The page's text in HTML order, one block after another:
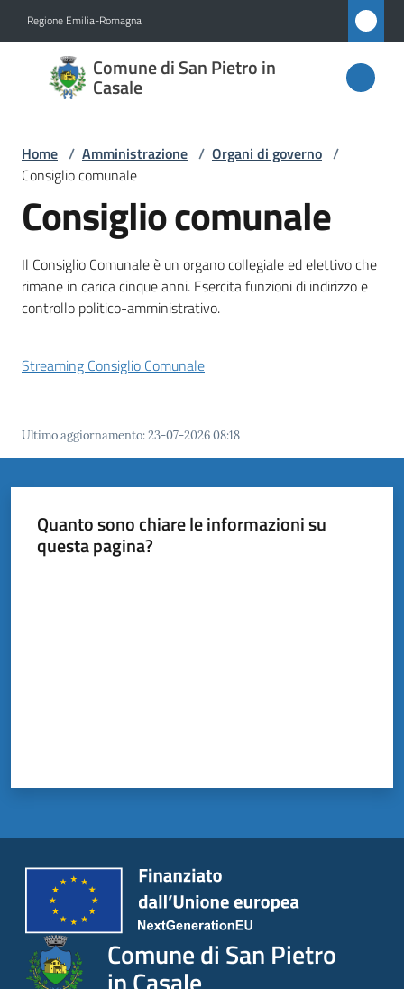
Regione Emilia-Romagna
Comune di San Pietro in
Casale
Comune
di San
in
Casale
Menu selezionato
Novità
Comune
Amministrazione
Home / Amministrazione / Organi di governo /
Consiglio comunale
Consiglio comunale
Il Consiglio Comunale è un organo collegiale ed elettivo che
rimane in carica cinque anni. Esercita funzioni di indirizzo e
controllo politico-amministrativo.
Streaming Consiglio Comunale
Ultimo aggiornamento:23-07-2026 08:18
Quanto sono chiare le informazioni su
questa pagina?
Comune di San Pietro